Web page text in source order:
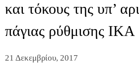
και τόκους της υπ’
πάγιας ρύθμισης ΙΚΑ
21 Δεκεμβρίου, 2017